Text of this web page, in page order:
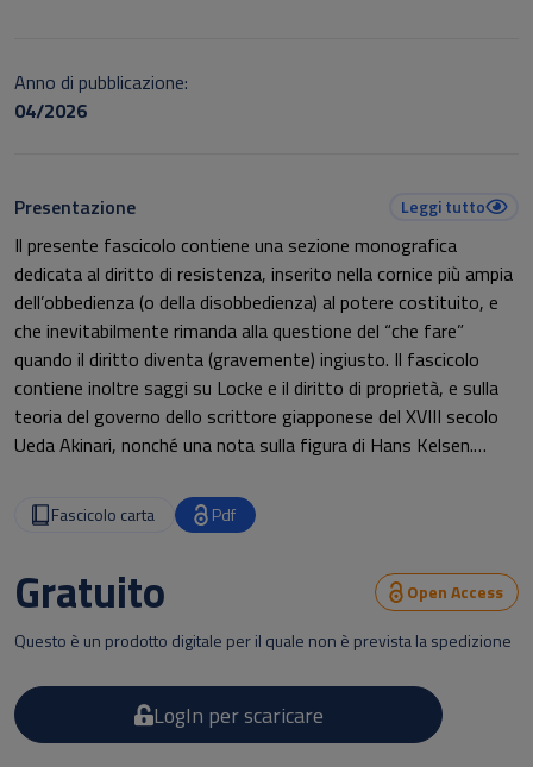
Anno di pubblicazione:
04/2026
Presentazione Leggi tutto
Il presente fascicolo contiene una sezione monografica
dedicata al diritto di resistenza, inserito nella cornice più ampia
dell’obbedienza (o della disobbedienza) al potere costituito, e
che inevitabilmente rimanda alla questione del “che fare”
quando il diritto diventa (gravemente) ingiusto. Il fascicolo
contiene inoltre saggi su Locke e il diritto di proprietà, e sulla
teoria del governo dello scrittore giapponese del XVIII secolo
Ueda Akinari, nonché una nota sulla figura di Hans Kelsen.
Hanno contribuito al fascicolo: Ilario Belloni, Corrado Del Bò,
Aldo Andrea Cassi, Tommaso Gazzolo, Barbara Pezzini, Filippo
Ramaioli, Giorgio Ridolfi, Michele Saporiti, Maria Zanichelli,
Federico Zuolo.
Fascicolo carta Pdf
Gratuito Open Access
LogIn per scaricare
Questo è un prodotto digitale per il quale non è prevista la spedizione